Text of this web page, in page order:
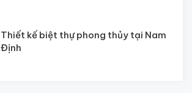
Thiết kế biệt thự phong thủy tại Nam
Định